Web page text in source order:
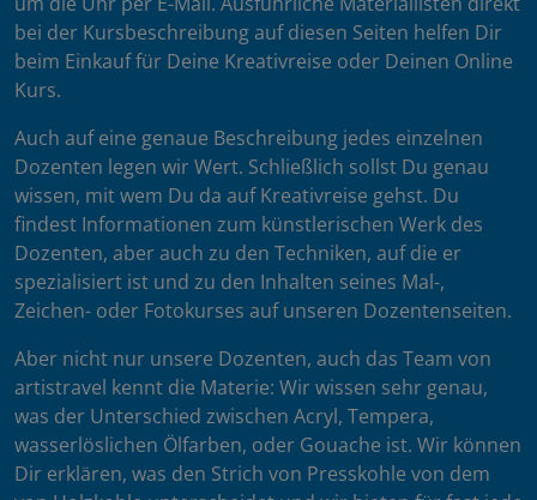
bei der Kursbeschreibung auf diesen Seiten helfen Dir
beim Einkauf für Deine Kreativreise oder Deinen Online
Kurs.
Auch auf eine genaue Beschreibung jedes einzelnen
Dozenten legen wir Wert. Schließlich sollst Du genau
wissen, mit wem Du da auf Kreativreise gehst. Du
findest Informationen zum künstlerischen Werk des
Dozenten, aber auch zu den Techniken, auf die er
spezialisiert ist und zu den Inhalten seines Mal-,
Zeichen- oder Fotokurses auf unseren Dozentenseiten.
Aber nicht nur unsere Dozenten, auch das Team von
artistravel kennt die Materie: Wir wissen sehr genau,
was der Unterschied zwischen Acryl, Tempera,
wasserlöslichen Ölfarben, oder Gouache ist. Wir können
Dir erklären, was den Strich von Presskohle von dem